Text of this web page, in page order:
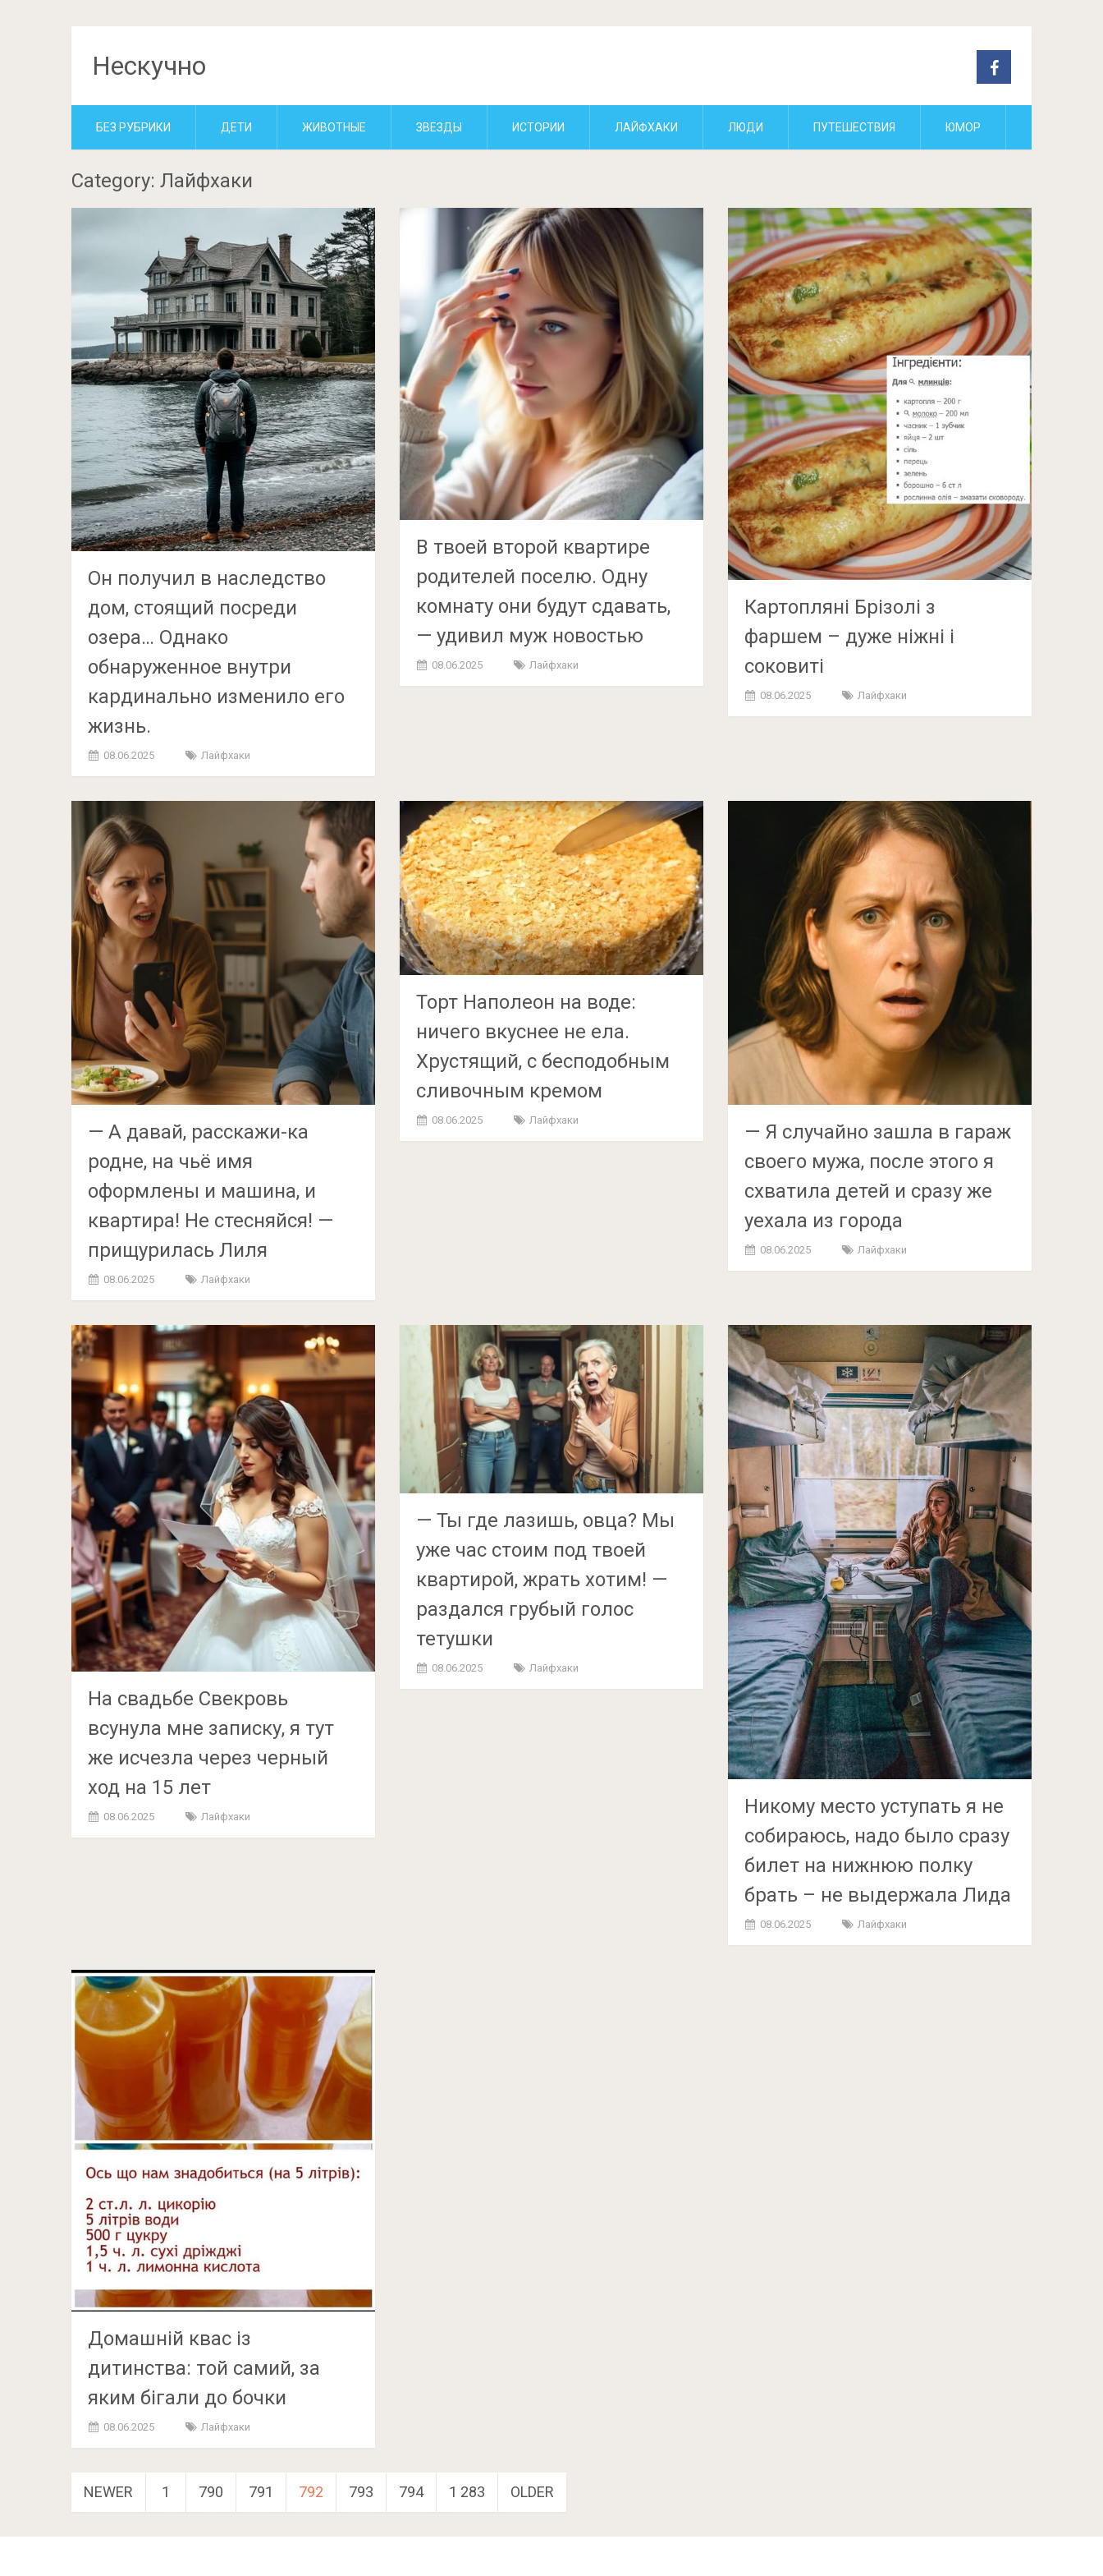
Нескучно
БЕЗ РУБРИКИ ДЕТИ ЖИВОТНЫЕ ЗВЕЗДЫ ИСТОРИИ ЛАЙФХАКИ ЛЮДИ ПУТЕШЕСТВИЯ ЮМОР
Category: Лайфхаки
Он получил в наследство
дом, стоящий посреди
озера… Однако
обнаруженное внутри
кардинально изменило его
жизнь.
08.06.2025 Лайфхаки
В твоей второй квартире
родителей поселю. Одну
комнату они будут сдавать,
— удивил муж новостью
08.06.2025 Лайфхаки
Картопляні Брізолі з
фаршем – дуже ніжні і
соковиті
08.06.2025 Лайфхаки
— А давай, расскажи-ка
родне, на чьё имя
оформлены и машина, и
квартира! Не стесняйся! —
прищурилась Лиля
08.06.2025 Лайфхаки
Торт Наполеон на воде:
ничего вкуснее не ела.
Хрустящий, с бесподобным
сливочным кремом
08.06.2025 Лайфхаки
— Я случайно зашла в гараж
своего мужа, после этого я
схватила детей и сразу же
уехала из города
08.06.2025 Лайфхаки
На свадьбе Свекровь
всунула мне записку, я тут
же исчезла через черный
ход на 15 лет
08.06.2025 Лайфхаки
— Ты где лазишь, овца? Мы
уже час стоим под твоей
квартирой, жрать хотим! —
раздался грубый голос
тетушки
08.06.2025 Лайфхаки
Никому место уступать я не
собираюсь, надо было сразу
билет на нижнюю полку
брать – не выдержала Лида
08.06.2025 Лайфхаки
Домашній квас із
дитинства: той самий, за
яким бігали до бочки
08.06.2025 Лайфхаки
Навигация
по
NEWER 1 790 791 792 793 794 1 283 OLDER